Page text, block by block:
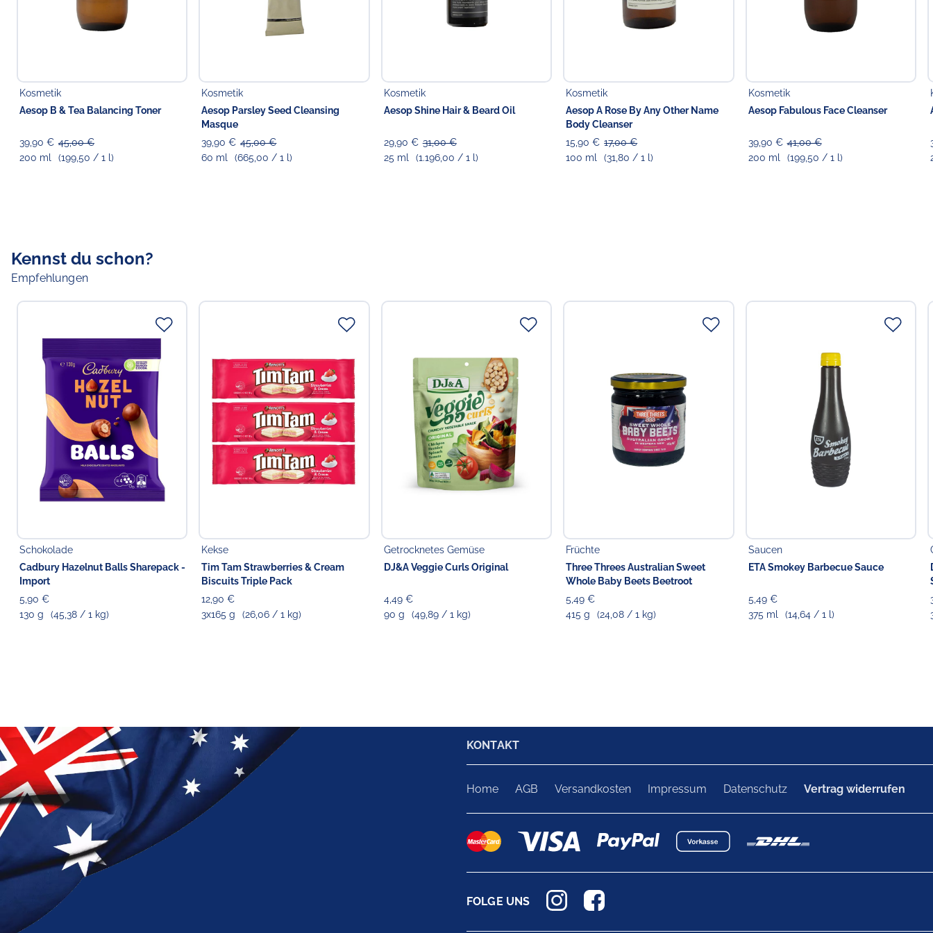
Aurantium Bergamia (Bergamot) Fruit Oil, Citrus Nobilis (Mandarin Orange) Peel Oil,
Pelargonium Graveolens Extract, Sodium Dehydroacetate, Polysorbate 20, Citric Acid,
Verantwortlicher Lebensmittelunternehmer
Verantwortliche Person in der EU
Choppy's Food & Non-Food GmbH
22769 Hamburg
Kosmetik
Aesop B & Tea Balancing Toner
39,90 € 45,00 €
200 ml
(199,50 / 1 l)
Kosmetik
Aesop Parsley Seed Cleansing
Masque
39,90 € 45,00 €
60 ml
(665,00 / 1 l)
Kosmetik
Aesop Shine Hair & Beard Oil
29,90 € 31,00 €
25 ml
(1.196,00 / 1 l)
Kosmetik
Aesop A Rose By Any Other Name
Body Cleanser
15,90 € 17,00 €
100 ml
(31,80 / 1 l)
Kosmetik
Aesop Fabulous Face Cleanser
39,90 € 41,00 €
200 ml
(199,50 / 1 l)
Kennst du schon?
Empfehlungen
Schokolade
Cadbury Hazelnut Balls Sharepack -
Import
5,90 €
130 g
(45,38 / 1 kg)
Kekse
Tim Tam Strawberries & Cream
Biscuits Triple Pack
12,90 €
3x165 g
(26,06 / 1 kg)
Getrocknetes Gemüse
DJ&A Veggie Curls Original
4,49 €
90 g
(49,89 / 1 kg)
Früchte
Three Threes Australian Sweet
Whole Baby Beets Beetroot
5,49 €
415 g
(24,08 / 1 kg)
Saucen
ETA Smokey Barbecue Sauce
5,49 €
375 ml
(14,64 / 1 l)
KONTAKT
Home AGB Versandkosten Impressum Datenschutz Vertrag widerrufen
FOLGE UNS